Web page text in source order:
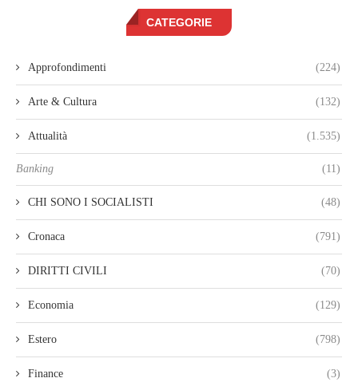
CATEGORIE
Approfondimenti (224)
Arte & Cultura (132)
Attualità (1.535)
Banking (11)
CHI SONO I SOCIALISTI (48)
Cronaca (791)
DIRITTI CIVILI (70)
Economia (129)
Estero (798)
Finance (3)